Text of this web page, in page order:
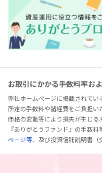
お取引にかかる手数料率お
弊社ホームページに掲載されてい
所定の手数料や諸経費をご負担
価格の変動等により損失が生じる
『ありがとうファンド』の手数
ページ等、及び投資信託説明書（